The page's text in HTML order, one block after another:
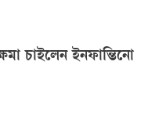
চাইলেন ইনফান্তিনো